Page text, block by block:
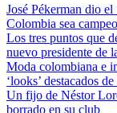
José Pékerman dio el
Colombia sea
Los tres puntos que
nuevo presidente de
Moda colombiana e
‘looks’ destacados
Un fijo de Néstor
borrado en su club